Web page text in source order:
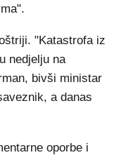
"Katastrofa iz
nedjelju na
bivši ministar
a danas
oporbe i